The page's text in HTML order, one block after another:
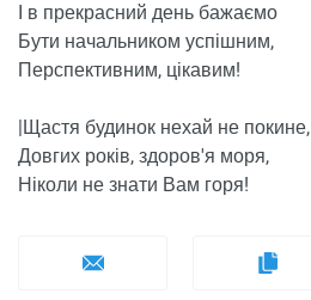
І в прекрасний день бажаємо
Бути начальником успішним,
Перспективним, цікавим!
|Щастя будинок нехай не покине,
Довгих років, здоров'я моря,
Ніколи не знати Вам горя!